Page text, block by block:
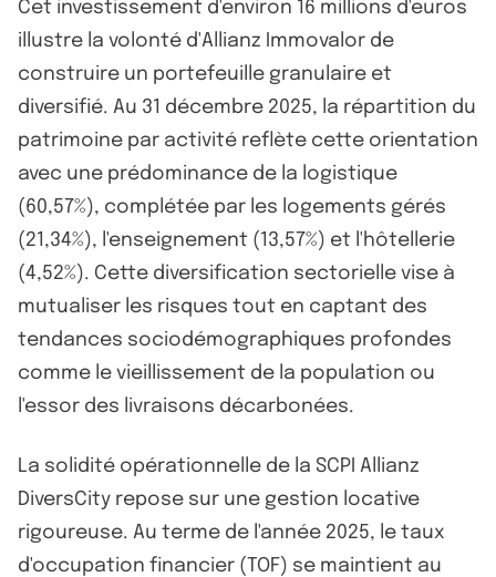
Cet investissement d'environ 16 millions d'euros
illustre la volonté d'Allianz Immovalor de
construire un portefeuille granulaire et
diversifié. Au 31 décembre 2025, la répartition du
patrimoine par activité reflète cette orientation
avec une prédominance de la logistique
(60,57%), complétée par les logements gérés
(21,34%), l'enseignement (13,57%) et l'hôtellerie
(4,52%). Cette diversification sectorielle vise à
mutualiser les risques tout en captant des
tendances sociodémographiques profondes
comme le vieillissement de la population ou
l'essor des livraisons décarbonées.
La solidité opérationnelle de la SCPI Allianz
DiversCity repose sur une gestion locative
rigoureuse. Au terme de l'année 2025, le taux
d'occupation financier (TOF) se maintient au